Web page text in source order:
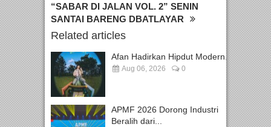
“SABAR DI JALAN VOL. 2” SENIN
SANTAI BARENG DBATLAYAR
Related articles
Afan Hadirkan Hipdut Modern...
Aug 06, 2026 0
APMF 2026 Dorong Industri
Beralih dari...